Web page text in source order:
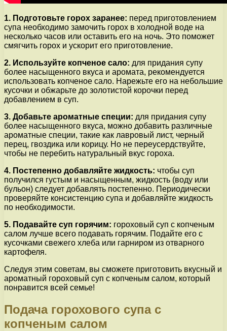
1. Подготовьте горох заранее: перед приготовлением
супа необходимо замочить горох в холодной воде на
несколько часов или оставить его на ночь. Это поможет
смягчить горох и ускорит его приготовление.
2. Используйте копченое сало: для придания супу
более насыщенного вкуса и аромата, рекомендуется
использовать копченое сало. Нарежьте его на небольшие
кусочки и обжарьте до золотистой корочки перед
добавлением в суп.
3. Добавьте ароматные специи: для придания супу
более насыщенного вкуса, можно добавить различные
ароматные специи, такие как лавровый лист, черный
перец, гвоздика или корицу. Но не переусердствуйте,
чтобы не перебить натуральный вкус гороха.
4. Постепенно добавляйте жидкость: чтобы суп
получился густым и насыщенным, жидкость (воду или
бульон) следует добавлять постепенно. Периодически
проверяйте консистенцию супа и добавляйте жидкость
по необходимости.
5. Подавайте суп горячим: гороховый суп с копченым
салом лучше всего подавать горячим. Подайте его с
кусочками свежего хлеба или гарниром из отварного
картофеля.
Следуя этим советам, вы сможете приготовить вкусный и
ароматный гороховый суп с копченым салом, который
понравится всей семье!
Подача горохового супа с
копченым салом